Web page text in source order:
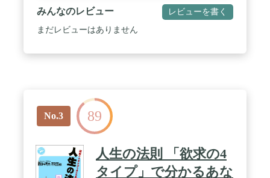
みんなのレビュー レビューを書く
まだレビューはありません
No.3 89
人生の法則 「欲求の4
タイプ」で分かるあな